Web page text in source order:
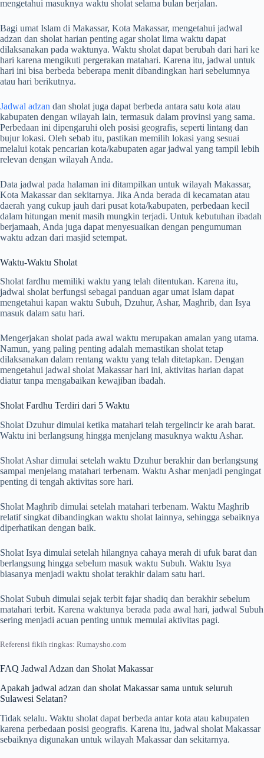
mengetahui masuknya waktu sholat selama bulan berjalan.
Bagi umat Islam di Makassar, Kota Makassar, mengetahui jadwal
adzan dan sholat harian penting agar sholat lima waktu dapat
dilaksanakan pada waktunya. Waktu sholat dapat berubah dari hari ke
hari karena mengikuti pergerakan matahari. Karena itu, jadwal untuk
hari ini bisa berbeda beberapa menit dibandingkan hari sebelumnya
atau hari berikutnya.
Jadwal adzan dan sholat juga dapat berbeda antara satu kota atau
kabupaten dengan wilayah lain, termasuk dalam provinsi yang sama.
Perbedaan ini dipengaruhi oleh posisi geografis, seperti lintang dan
bujur lokasi. Oleh sebab itu, pastikan memilih lokasi yang sesuai
melalui kotak pencarian kota/kabupaten agar jadwal yang tampil lebih
relevan dengan wilayah Anda.
Data jadwal pada halaman ini ditampilkan untuk wilayah Makassar,
Kota Makassar dan sekitarnya. Jika Anda berada di kecamatan atau
daerah yang cukup jauh dari pusat kota/kabupaten, perbedaan kecil
dalam hitungan menit masih mungkin terjadi. Untuk kebutuhan ibadah
berjamaah, Anda juga dapat menyesuaikan dengan pengumuman
waktu adzan dari masjid setempat.
Waktu-Waktu Sholat
Sholat fardhu memiliki waktu yang telah ditentukan. Karena itu,
jadwal sholat berfungsi sebagai panduan agar umat Islam dapat
mengetahui kapan waktu Subuh, Dzuhur, Ashar, Maghrib, dan Isya
masuk dalam satu hari.
Mengerjakan sholat pada awal waktu merupakan amalan yang utama.
Namun, yang paling penting adalah memastikan sholat tetap
dilaksanakan dalam rentang waktu yang telah ditetapkan. Dengan
mengetahui jadwal sholat Makassar hari ini, aktivitas harian dapat
diatur tanpa mengabaikan kewajiban ibadah.
Sholat Fardhu Terdiri dari 5 Waktu
Sholat Dzuhur dimulai ketika matahari telah tergelincir ke arah barat.
Waktu ini berlangsung hingga menjelang masuknya waktu Ashar.
Sholat Ashar dimulai setelah waktu Dzuhur berakhir dan berlangsung
sampai menjelang matahari terbenam. Waktu Ashar menjadi pengingat
penting di tengah aktivitas sore hari.
Sholat Maghrib dimulai setelah matahari terbenam. Waktu Maghrib
relatif singkat dibandingkan waktu sholat lainnya, sehingga sebaiknya
diperhatikan dengan baik.
Sholat Isya dimulai setelah hilangnya cahaya merah di ufuk barat dan
berlangsung hingga sebelum masuk waktu Subuh. Waktu Isya
biasanya menjadi waktu sholat terakhir dalam satu hari.
Sholat Subuh dimulai sejak terbit fajar shadiq dan berakhir sebelum
matahari terbit. Karena waktunya berada pada awal hari, jadwal Subuh
sering menjadi acuan penting untuk memulai aktivitas pagi.
Referensi fikih ringkas: Rumaysho.com
FAQ Jadwal Adzan dan Sholat Makassar
Apakah jadwal adzan dan sholat Makassar sama untuk seluruh
Sulawesi Selatan?
Tidak selalu. Waktu sholat dapat berbeda antar kota atau kabupaten
karena perbedaan posisi geografis. Karena itu, jadwal sholat Makassar
sebaiknya digunakan untuk wilayah Makassar dan sekitarnya.